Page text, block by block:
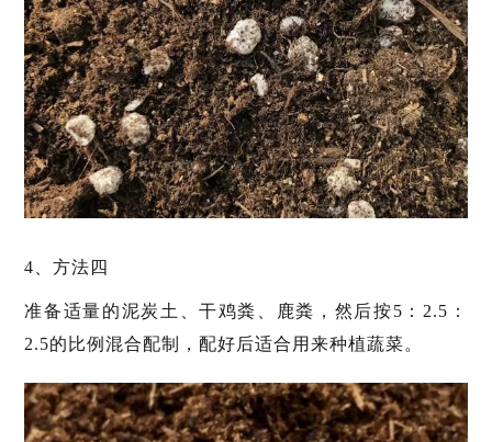
4、方法四
准备适量的泥炭土、干鸡粪、鹿粪，然后按5：2.5：
2.5的比例混合配制，配好后适合用来种植蔬菜。